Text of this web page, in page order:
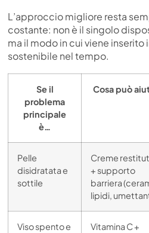
L’approccio migliore resta
costante: non è il singolo
ma il modo in cui viene inserito
sostenibile nel tempo.
Se il
problema
principale
è…
Cosa può
Pelle
disidratata e
sottile
Creme
+ supporto
barriera
lipidi,
Viso spento e
Vitamina C +